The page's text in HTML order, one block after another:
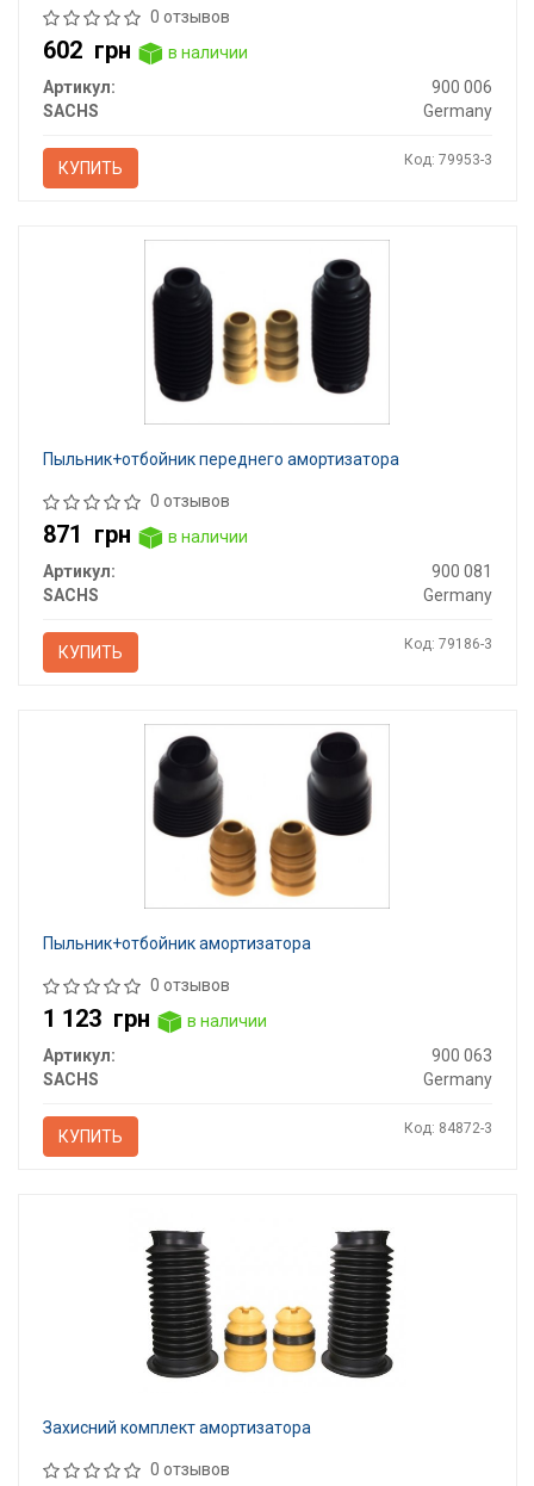
0 отзывов
602 грн
в наличии
Артикул:
900 006
SACHS
Germany
КУПИТЬ Код: 79953-3
Пыльник+отбойник переднего амортизатора
0 отзывов
871 грн
в наличии
Артикул:
900 081
SACHS
Germany
КУПИТЬ Код: 79186-3
Пыльник+отбойник амортизатора
0 отзывов
1 123 грн
в наличии
Артикул:
900 063
SACHS
Germany
КУПИТЬ Код: 84872-3
Захисний комплект амортизатора
0 отзывов